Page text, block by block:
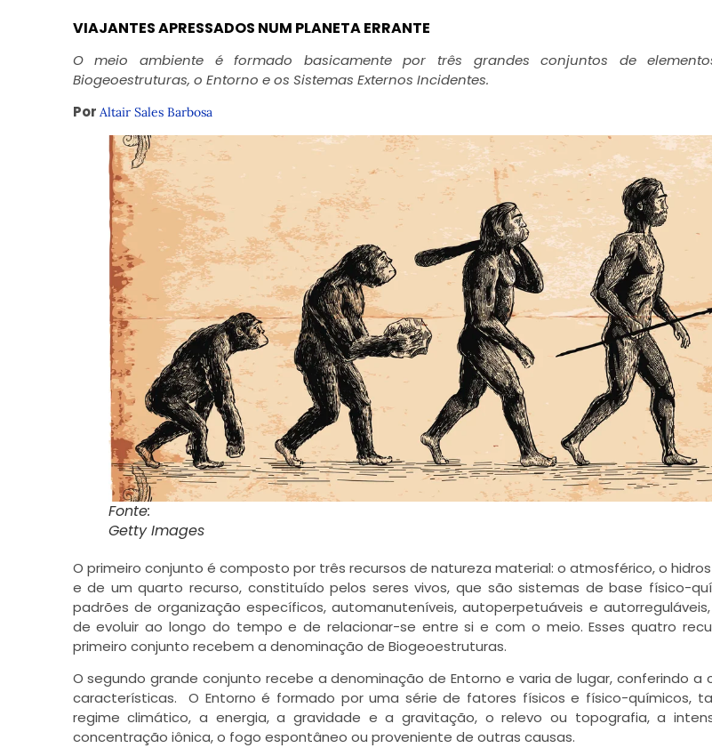
VIAJANTES APRESSADOS NUM PLANETA ERRANTE
Omeio ambiente é formado basicamente por três grandes conjuntos de
Biogeoestruturas, o Entorno e os Sistemas Externos Incidentes.
Por Altair Sales Barbosa
Fonte:
Getty Images
O primeiro conjunto é composto por três recursos de natureza material: o atmosférico, o
e de um quarto recurso, constituído pelos seres vivos, que são sistemas de base físico-
padrões de organização específicos, automanuteníveis, autoperpetuáveis e
de evoluir ao longo do tempo e de relacionar-se entre si e com o meio. Esses quatro
primeiro conjunto recebem a denominação de Biogeoestruturas.
O segundo grande conjunto recebe a denominação de Entorno e varia de lugar, conferindo a
características. O Entorno é formado por uma série de fatores físicos e físico-químicos,
regime climático, a energia, a gravidade e a gravitação, o relevo ou topografia, a
concentração iônica, o fogo espontâneo ou proveniente de outras causas.